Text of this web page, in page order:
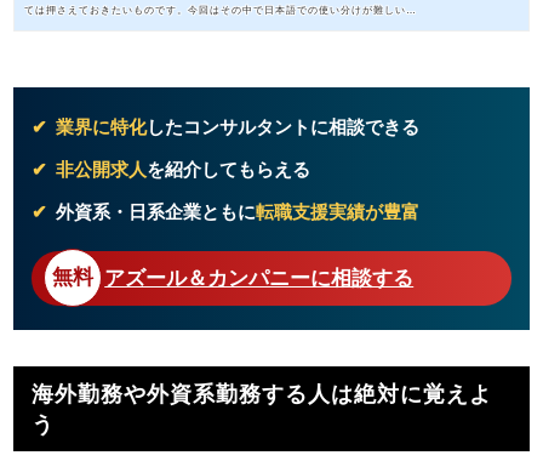
ては押さえておきたいものです。今回はその中で日本語での使い分けが難しいと
されている、宛名の敬称についてご紹介していきます。そもそも日本語の「御
業界に特化したコンサルタントに相談できる
非公開求人を紹介してもらえる
外資系・日系企業ともに転職支援実績が豊富
アズール＆カンパニーに相談する
海外勤務や外資系勤務する人は絶対に覚えよ
う